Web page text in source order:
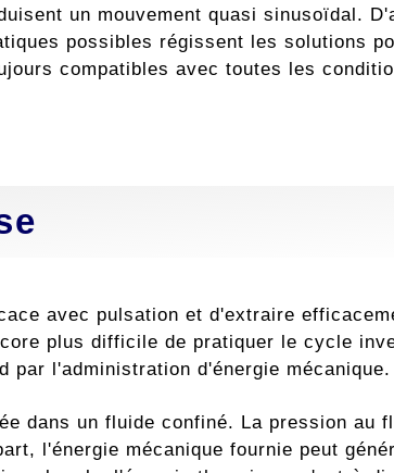
un mouvement quasi sinusoïdal.
possibles régissent les solutions
compatibles avec toutes les
avec pulsation et d'extraire
plus difficile de pratiquer le cycle
l'administration d'énergie mécanique.
dans un fluide confiné. La pression au
l'énergie mécanique fournie peut